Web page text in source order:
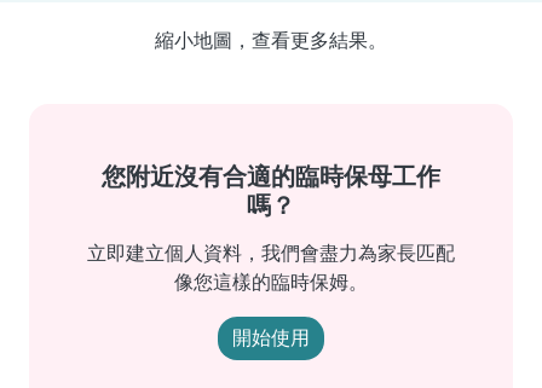
縮小地圖，查看更多結果。
您附近沒有合適的臨時保母工作
嗎？
立即建立個人資料，我們會盡力為家長匹配
像您這樣的臨時保姆。
開始使用